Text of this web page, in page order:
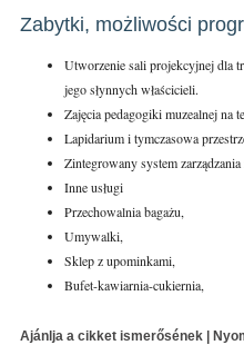
Zabytki, możliwości
Utworzenie sali projekcyjnej dla
jego słynnych właścicieli.
Zajęcia pedagogiki muzealnej na
Lapidarium i tymczasowa
Zintegrowany system
Inne usługi
Przechowalnia bagażu,
Umywalki,
Sklep z upominkami,
Bufet-kawiarnia-cukiernia,
Ajánlja a cikket ismerősének